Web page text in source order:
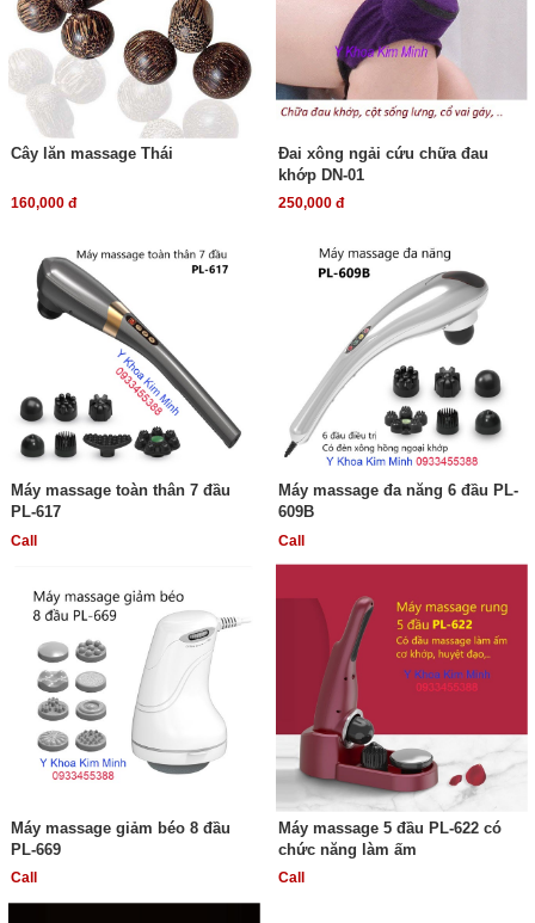
Cây lăn massage Thái
160,000 đ
Đai xông ngải cứu chữa đau
khớp DN-01
250,000 đ
Máy massage toàn thân 7 đầu
PL-617
Call
Máy massage đa năng 6 đầu PL-
609B
Call
Máy massage giảm béo 8 đầu
PL-669
Call
Máy massage 5 đầu PL-622 có
chức năng làm ấm
Call